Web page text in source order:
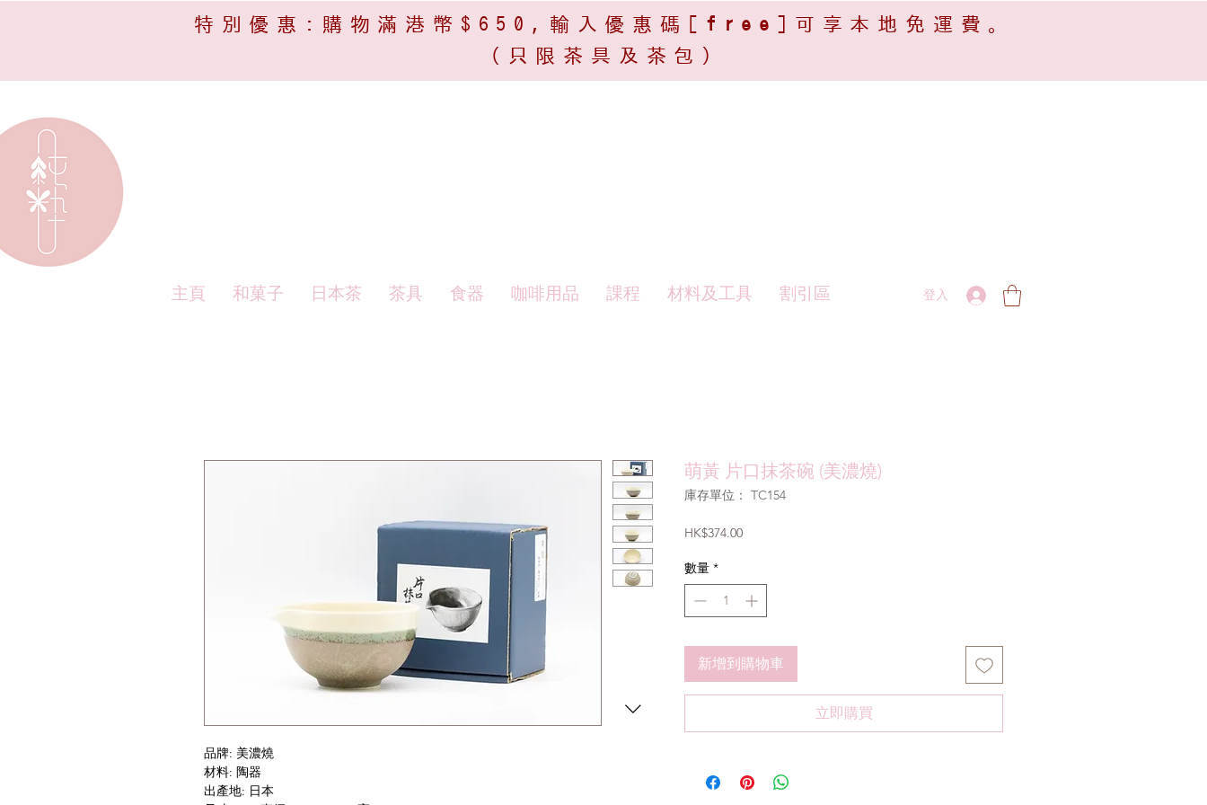
特別優惠:購物滿港幣$650,輸入優惠碼[ free
]可享本地免運費。
(只限茶具及茶包)​
主頁 和菓子 日本茶 茶具 食器 咖啡用品 課程 材料及工具 割引區 登入
品牌: 美濃燒
材料: 陶器
出產地: 日本
萌黃 片口抹茶碗 (美濃燒)
庫存單位： TC154
HK$374.00價
數量 *
新增到購物車
立即購買